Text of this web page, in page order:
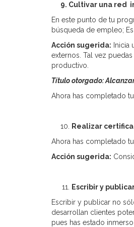
9. Cultivar una red
En este punto de tu
búsqueda de empleo;
Acción sugerida:
externos. Tal vez
productivo.
Título otorgado:
Ahora has completado
Realizar
Ahora has completado
Acción sugerida:
Escribir y
Escribir y publicar no
desarrollan clientes
pues has estado